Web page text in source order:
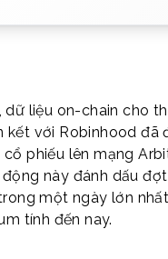
dữ liệu on-chain cho
kết với Robinhood đã
phiếu lên mạng
này đánh dấu
một ngày lớn
tính đến nay.